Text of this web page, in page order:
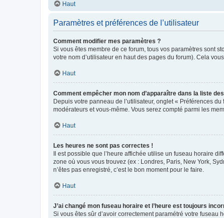
Haut
Paramètres et préférences de l’utilisateur
Comment modifier mes paramètres ?
Si vous êtes membre de ce forum, tous vos paramètres sont
votre nom d’utilisateur en haut des pages du forum). Cela
Haut
Comment empêcher mon nom d’apparaître dans la liste
Depuis votre panneau de l’utilisateur, onglet « Préférences du
modérateurs et vous-même. Vous serez compté parmi les
Haut
Les heures ne sont pas correctes !
Il est possible que l’heure affichée utilise un fuseau horaire
zone où vous vous trouvez (ex : Londres, Paris, New York,
n’êtes pas enregistré, c’est le bon moment pour le faire.
Haut
J’ai changé mon fuseau horaire et l’heure est toujours
Si vous êtes sûr d’avoir correctement paramétré votre